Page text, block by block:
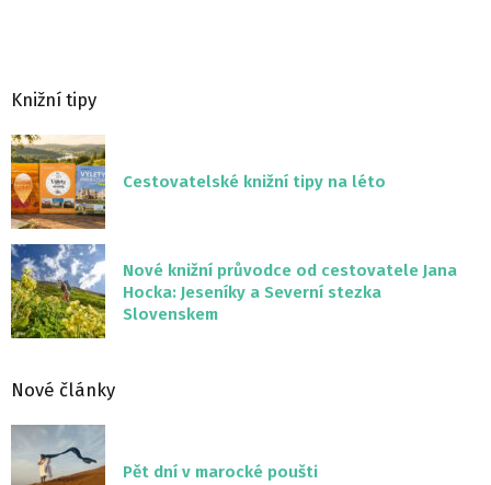
Knižní tipy
Cestovatelské knižní tipy na léto
Nové knižní průvodce od cestovatele Jana
Hocka: Jeseníky a Severní stezka
Slovenskem
Nové články
Pět dní v marocké poušti